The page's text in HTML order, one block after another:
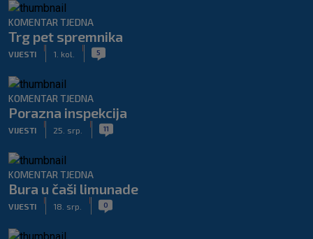
KOMENTAR TJEDNA
Trg pet spremnika
VIJESTI 1. kol. 5
KOMENTAR TJEDNA
Porazna inspekcija
VIJESTI 25. srp. 11
KOMENTAR TJEDNA
Bura u čaši limunade
VIJESTI 18. srp. 0